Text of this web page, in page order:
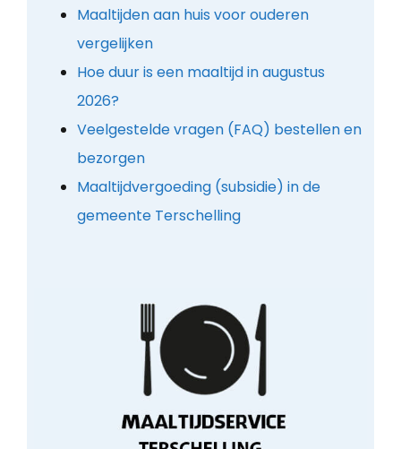
Maaltijden aan huis voor ouderen
vergelijken
Hoe duur is een maaltijd in augustus
2026?
Veelgestelde vragen (FAQ) bestellen en
bezorgen
Maaltijdvergoeding (subsidie) in de
gemeente Terschelling